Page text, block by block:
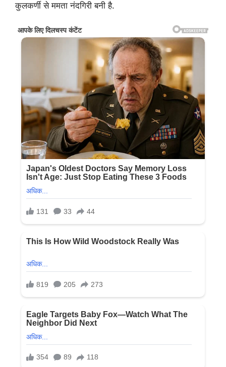
कुलकर्णी से ममता नंदगिरी बनी है.